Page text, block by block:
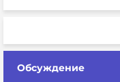
Обсуждение